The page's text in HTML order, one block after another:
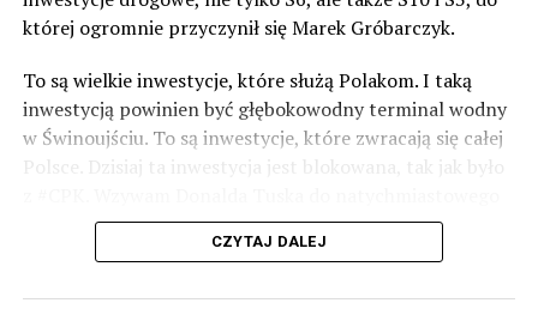
której ogromnie przyczynił się Marek Gróbarczyk.
To są wielkie inwestycje, które służą Polakom. I taką
inwestycją powinien być głębokowodny terminal wodny
w Świnoujściu. To są inwestycje, które zwracają się całej
Polsce. Dzisiaj ta inwestycja jest blokowana, tak jak było
odblokowania CPK.
wykorzystać wspaniały potencjał Zachodniego Pomorza,
CZYTAJ DALEJ